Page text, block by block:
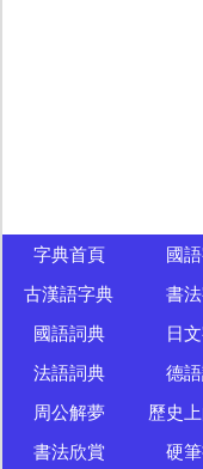
字典首頁 國
古漢語字典
書
國語詞典
日
法語詞典
德
周公解夢
歷史
書法欣賞
硬